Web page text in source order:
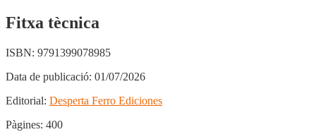
Fitxa tècnica
ISBN: 9791399078985
Data de publicació: 01/07/2026
Editorial: Desperta Ferro Ediciones
Pàgines: 400